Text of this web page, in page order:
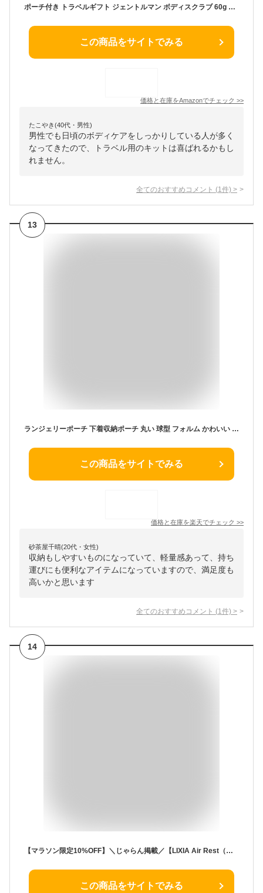
ポーチ付き トラベルギフト ジェントルマン ボディスクラブ 60g シャワーオイル 100mL フェイスポリッシャー 60mL ポーチ オリジナルカード付き プレゼント ギフト 2025年 母の日 父の日 ジェントルマン スクラブ
この商品をサイトでみる
価格と在庫をAmazonでチェック >>
たこやき(40代・男性)
男性でも日頃のボディケアをしっかりしている人が多く
なってきたので、トラベル用のキットは喜ばれるかもし
れません。
全てのおすすめコメント (1 件) >
13
ランジェリーポーチ 下着収納ポーチ 丸い 球型 フォルム かわいい シンプル おしゃれ コンパクト 超軽量 持ち手付き 旅行 大容量 撥水 トラベル 出張 ブラジャー 下着 靴下 トラベルポーチ レディース プレゼント ギフト 立体 ナチュラル 便利グッズ パッキング
この商品をサイトでみる
価格と在庫を楽天でチェック >>
砂茶屋千晴(20代・女性)
収納もしやすいものになっていて、軽量感あって、持ち
運びにも便利なアイテムになっていますので、満足度も
高いかと思います
全てのおすすめコメント (1 件) >
14
【マラソン限定10%OFF】＼じゃらん掲載／【LIXIA Air Rest（エアレスト）】 ネックピロー エアー式 ポンプ内蔵 超軽量80g ヘッドレスト付き コンパクト 手のひらサイズ 飛行機 旅行用 首枕 清潔 収納袋付き
この商品をサイトでみる